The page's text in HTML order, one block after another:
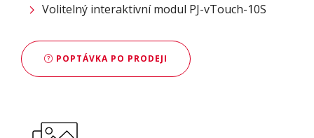
Volitelný interaktivní modul PJ-vTouch-10S
POPTÁVKA PO PRODEJI